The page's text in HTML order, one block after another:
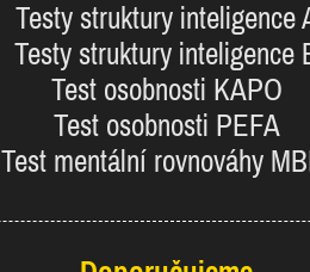
Testy struktury inteligence
Testy struktury inteligence
Test osobnosti KAPO
Test osobnosti PEFA
Test mentální rovnováhy